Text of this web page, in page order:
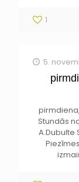
1
5.
Stundās
A.Dubulte